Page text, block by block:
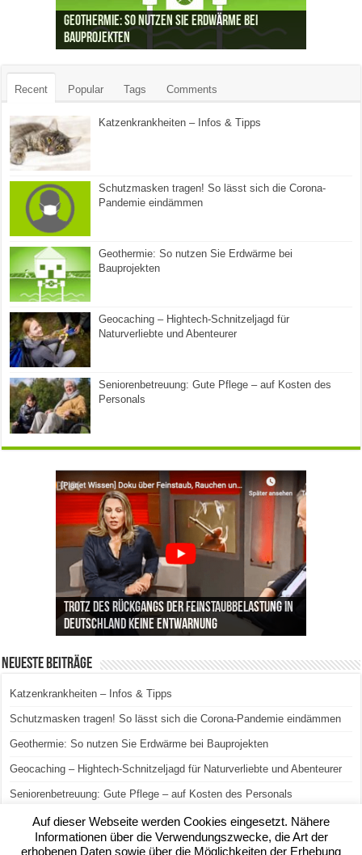
Geothermie: So nutzen Sie Erdwärme bei
Bauprojekten
Recent Popular Tags Comments
Katzenkrankheiten – Infos & Tipps
Schutzmasken tragen! So lässt sich die Corona-
Pandemie eindämmen
Geothermie: So nutzen Sie Erdwärme bei
Bauprojekten
Geocaching – Hightech-Schnitzeljagd für
Naturverliebte und Abenteurer
Seniorenbetreuung: Gute Pflege – auf Kosten des
Personals
Trotz des Rückgangs der Feinstaubbelastung in
Deutschland keine Entwarnung
Neueste Beiträge
Katzenkrankheiten – Infos & Tipps
Schutzmasken tragen! So lässt sich die Corona-Pandemie eindämmen
Geothermie: So nutzen Sie Erdwärme bei Bauprojekten
Geocaching – Hightech-Schnitzeljagd für Naturverliebte und Abenteurer
Seniorenbetreuung: Gute Pflege – auf Kosten des Personals
Auf dieser Webseite werden Cookies eingesetzt. Nähere
Informationen über die Verwendungszwecke, die Art der
erhobenen Daten sowie über die Möglichkeiten der Erhebung